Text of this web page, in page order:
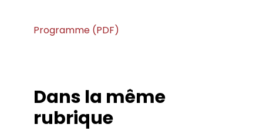
Programme (PDF)
Dans la même
rubrique